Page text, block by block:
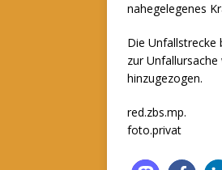
nahegelegenes
Die Unfallstrecke
zur
hinzugezogen.
red.zbs.mp.
foto.privat